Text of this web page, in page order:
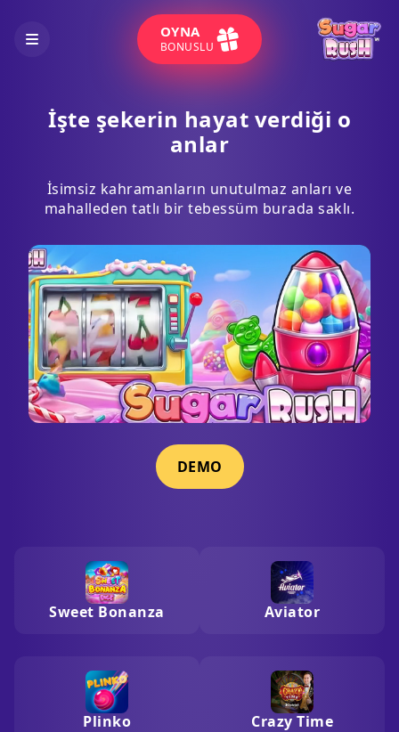
OYNA
BONUSLU
İşte şekerin hayat verdiği o
anlar
İsimsiz kahramanların unutulmaz anları ve
mahalleden tatlı bir tebessüm burada saklı.
DEMO
Sweet Bonanza Aviator
Plinko Crazy Time